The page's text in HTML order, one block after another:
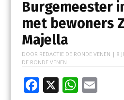
Burgemeester
met bewoners
Majella
DOOR REDACTIE DE RONDE VENEN | 8
DE RONDE VENEN
F X W E